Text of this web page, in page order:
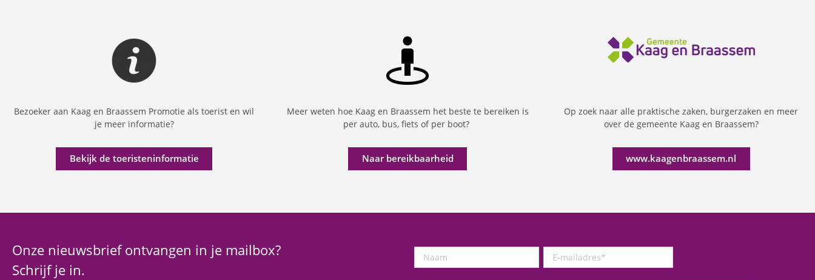
Bezoeker aan Kaag en Braassem Promotie als toerist en wil
je meer informatie?
Bekijk de toeristeninformatie
Meer weten hoe Kaag en Braassem het beste te bereiken is
per auto, bus, fiets of per boot?
Naar bereikbaarheid
Op zoek naar alle praktische zaken, burgerzaken en meer
over de gemeente Kaag en Braassem?
www.kaagenbraassem.nl
Onze nieuwsbrief ontvangen in je mailbox?
Schrijf je in.
Naam
mailadres